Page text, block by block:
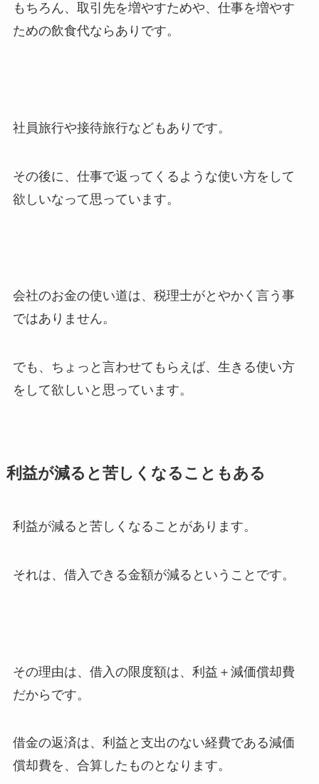
もちろん、取引先を増やすためや、仕事を増やす
ための飲食代ならありです。
社員旅行や接待旅行などもありです。
その後に、仕事で返ってくるような使い方をして
欲しいなって思っています。
会社のお金の使い道は、税理士がとやかく言う事
ではありません。
でも、ちょっと言わせてもらえば、生きる使い方
をして欲しいと思っています。
利益が減ると苦しくなることもある
利益が減ると苦しくなることがあります。
それは、借入できる金額が減るということです。
その理由は、借入の限度額は、利益＋減価償却費
だからです。
借金の返済は、利益と支出のない経費である減価
償却費を、合算したものとなります。